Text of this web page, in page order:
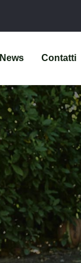
News Contatti